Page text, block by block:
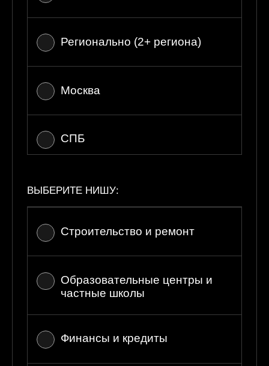
Регионально (2+ региона)
Москва
СПБ
Вся РФ
ВЫБЕРИТЕ НИШУ:
Строительство и ремонт
Образовательные центры и
частные школы
Финансы и кредиты